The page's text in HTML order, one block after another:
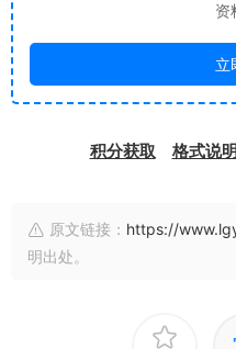
资
立
积分获取 格式说明
原文链接： https://
明出处。